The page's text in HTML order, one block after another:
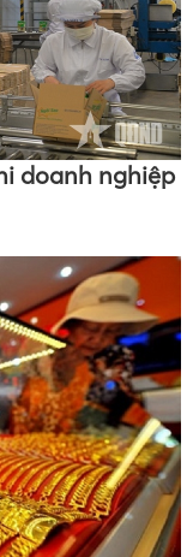
doanh nghiệp